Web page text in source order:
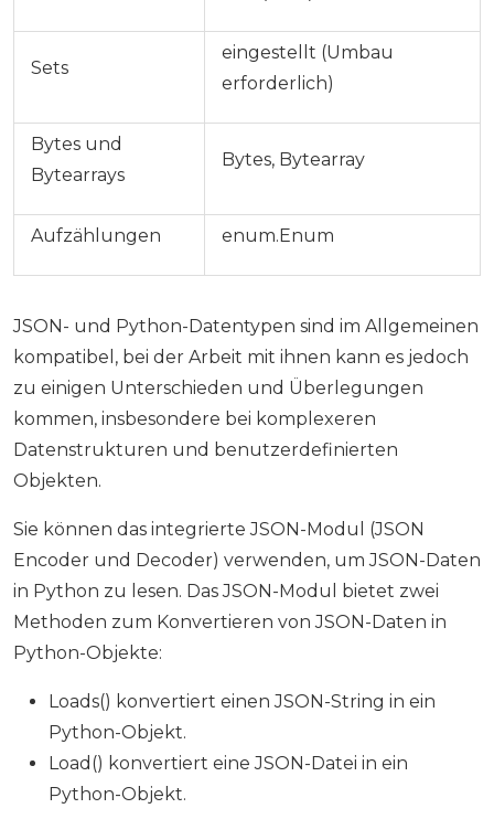
Sets
eingestellt (Umbau
erforderlich)
Bytes und
Bytearrays
Bytes, Bytearray
Aufzählungen enum.Enum
JSON- und Python-Datentypen sind im Allgemeinen
kompatibel, bei der Arbeit mit ihnen kann es jedoch
zu einigen Unterschieden und Überlegungen
kommen, insbesondere bei komplexeren
Datenstrukturen und benutzerdefinierten
Objekten.
Sie können das integrierte JSON-Modul (JSON
Encoder und Decoder) verwenden, um JSON-Daten
in Python zu lesen. Das JSON-Modul bietet zwei
Methoden zum Konvertieren von JSON-Daten in
Python-Objekte:
Loads() konvertiert einen JSON-String in ein
Python-Objekt.
Load() konvertiert eine JSON-Datei in ein
Python-Objekt.